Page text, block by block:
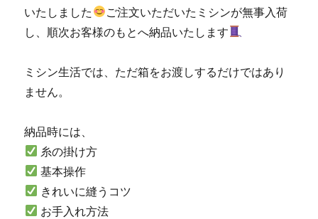
いたしました
ご注文いただいたミシンが無事入荷
し、順次お客様のもとへ納品いたします
ミシン生活では、ただ箱をお渡しするだけではあり
ません。
納品時には、
糸の掛け方
基本操作
きれいに縫うコツ
お手入れ方法